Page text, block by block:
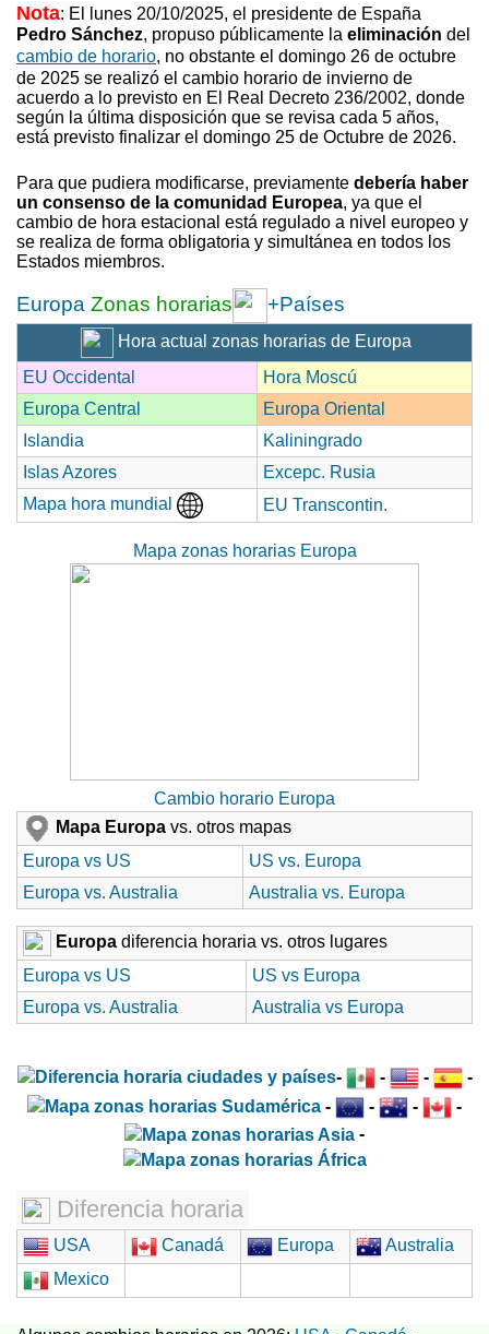
Nota: El lunes 20/10/2025, el presidente de España
Pedro Sánchez, propuso públicamente la eliminación del
cambio de horario, no obstante el domingo 26 de octubre
de 2025 se realizó el cambio horario de invierno de
acuerdo a lo previsto en El Real Decreto 236/2002, donde
según la última disposición que se revisa cada 5 años,
está previsto finalizar el domingo 25 de Octubre de 2026.
Para que pudiera modificarse, previamente debería haber
un consenso de la comunidad Europea, ya que el
cambio de hora estacional está regulado a nivel europeo y
se realiza de forma obligatoria y simultánea en todos los
Estados miembros.
Europa Zonas horarias +Países
Hora actual zonas horarias de Europa
EU Occidental
Hora Moscú
Europa Central
Europa Oriental
Islandia
Kaliningrado
Islas Azores
Excepc. Rusia
Mapa hora mundial
EU Transcontin.
Mapa zonas horarias Europa
Cambio horario Europa
Mapa Europa vs. otros mapas
Europa vs US
US vs. Europa
Europa vs. Australia
Australia vs. Europa
Europa diferencia horaria vs. otros lugares
Europa vs US
US vs Europa
Europa vs. Australia
Australia vs Europa
- - -
-
-
- -
-
-
Diferencia horaria
USA Canadá Europa
Australia
Mexico